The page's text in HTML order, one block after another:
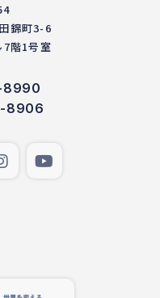
錦町3-6
7階1号室
8906